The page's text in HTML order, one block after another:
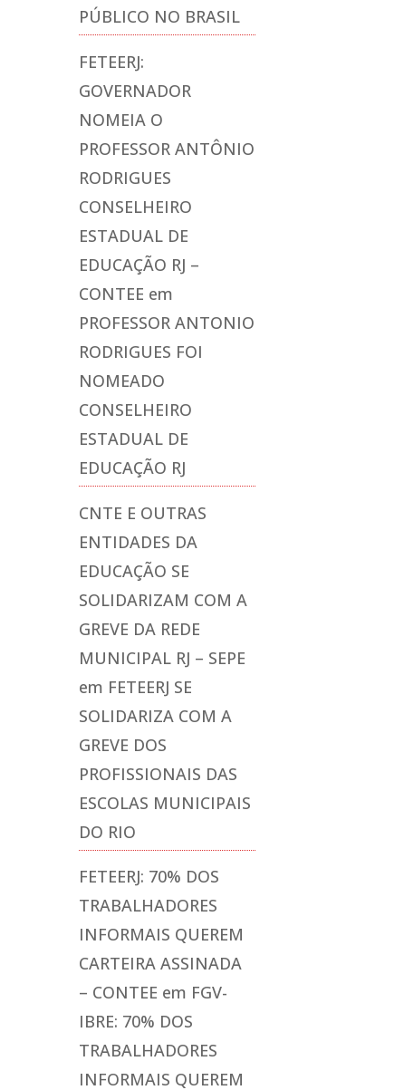
PÚBLICO NO BRASIL
FETEERJ:
GOVERNADOR
NOMEIA O
PROFESSOR ANTÔNIO
RODRIGUES
CONSELHEIRO
ESTADUAL DE
EDUCAÇÃO RJ –
CONTEE em
PROFESSOR ANTONIO
RODRIGUES FOI
NOMEADO
CONSELHEIRO
ESTADUAL DE
EDUCAÇÃO RJ
CNTE E OUTRAS
ENTIDADES DA
EDUCAÇÃO SE
SOLIDARIZAM COM A
GREVE DA REDE
MUNICIPAL RJ – SEPE
em FETEERJ SE
SOLIDARIZA COM A
GREVE DOS
PROFISSIONAIS DAS
ESCOLAS MUNICIPAIS
DO RIO
FETEERJ: 70% DOS
TRABALHADORES
INFORMAIS QUEREM
CARTEIRA ASSINADA
– CONTEE em FGV-
IBRE: 70% DOS
TRABALHADORES
INFORMAIS QUEREM